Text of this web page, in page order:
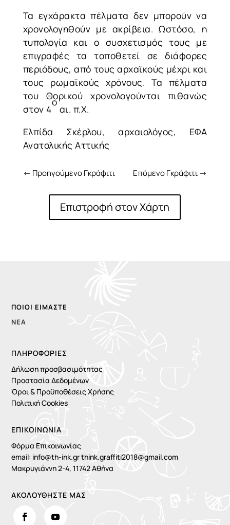
Τα εγχάρακτα πέλματα δεν μπορούν να
χρονολογηθούν με ακρίβεια. Ωστόσο, η
τυπολογία και ο συσχετισμός τους με
επιγραφές τα τοποθετεί σε διάφορες
περιόδους, από τους αρχαϊκούς μέχρι και
τους ρωμαϊκούς χρόνους. Τα πέλματα
του Θορικού χρονολογούνται πιθανώς
στον 4
ο
αι. π.Χ.
Ελπίδα Σκέρλου, αρχαιολόγος, ΕΦΑ
Ανατολικής Αττικής
← Προηγούμενο Γκράφιτι Επόμενο Γκράφιτι →
Επιστροφή στον Χάρτη
ΠΟΙΟΙ ΕΊΜΑΣΤΕ
ΝΈΑ
ΠΛΗΡΟΦΟΡΊΕΣ
Δήλωση προσβασιμότητας
Προστασία Δεδομένων
Όροι & Προϋποθέσεις Χρήσης
Πολιτική Cookies
ΕΠΙΚΟΙΝΩΝΙΑ
Φόρμα Επικοινωνίας
email: info@th-ink.grthink.graffiti2018@gmail.com
Μακρυγιάννη 2-4, 11742 Αθήνα
ΑΚΟΛΟΥΘΗΣΤΕ ΜΑΣ